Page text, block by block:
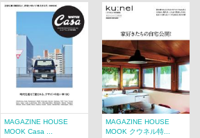
MAGAZINE HOUSE
MOOK Casa ...
MAGAZINE HOUSE
MOOK クウネル特...